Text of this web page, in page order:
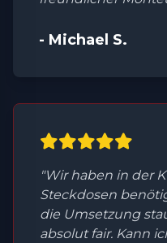
- Michael S.
"Wir haben in der
Steckdosen
die Umsetzung
absolut fair. Kann